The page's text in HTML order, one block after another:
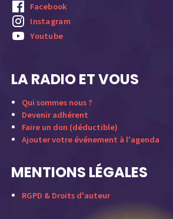
Facebook
Instagram
Youtube
LA RADIO ET VOUS
Qui sommes nous ?
Devenir adhérent
Faire un don (déductible)
Ajouter votre événement à l'agenda
MENTIONS LÉGALES
RGPD & Droits d'auteur